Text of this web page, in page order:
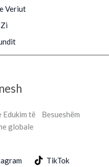
Veriut
Edukim të Besueshëm
globale
TikTok